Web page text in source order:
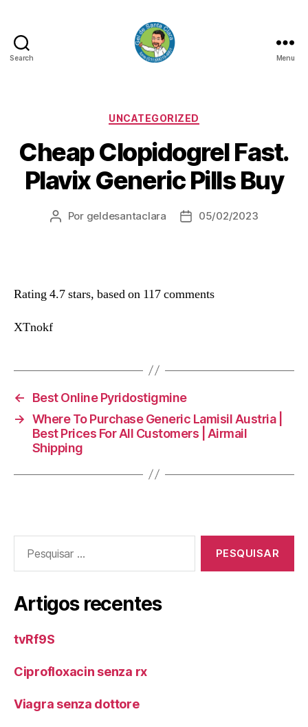
Search
CLARA
Menu
Categorias
UNCATEGORIZED
Cheap Clopidogrel Fast.
Plavix Generic Pills Buy
Autor
Por geldesantaclara
Data05/02/2023
Rating4.7stars, based on 117comments
XTnokf
←
Best Online Pyridostigmine
→ Where To Purchase Generic Lamisil Austria |
Best Prices For All Customers | Airmail
Shipping
por:
Artigos recentes
tvRf9S
Ciprofloxacin senza rx
Viagra senza dottore